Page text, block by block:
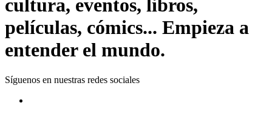
cultura, eventos, libros,
películas, cómics... Empieza a
entender el mundo.
Síguenos en nuestras redes sociales